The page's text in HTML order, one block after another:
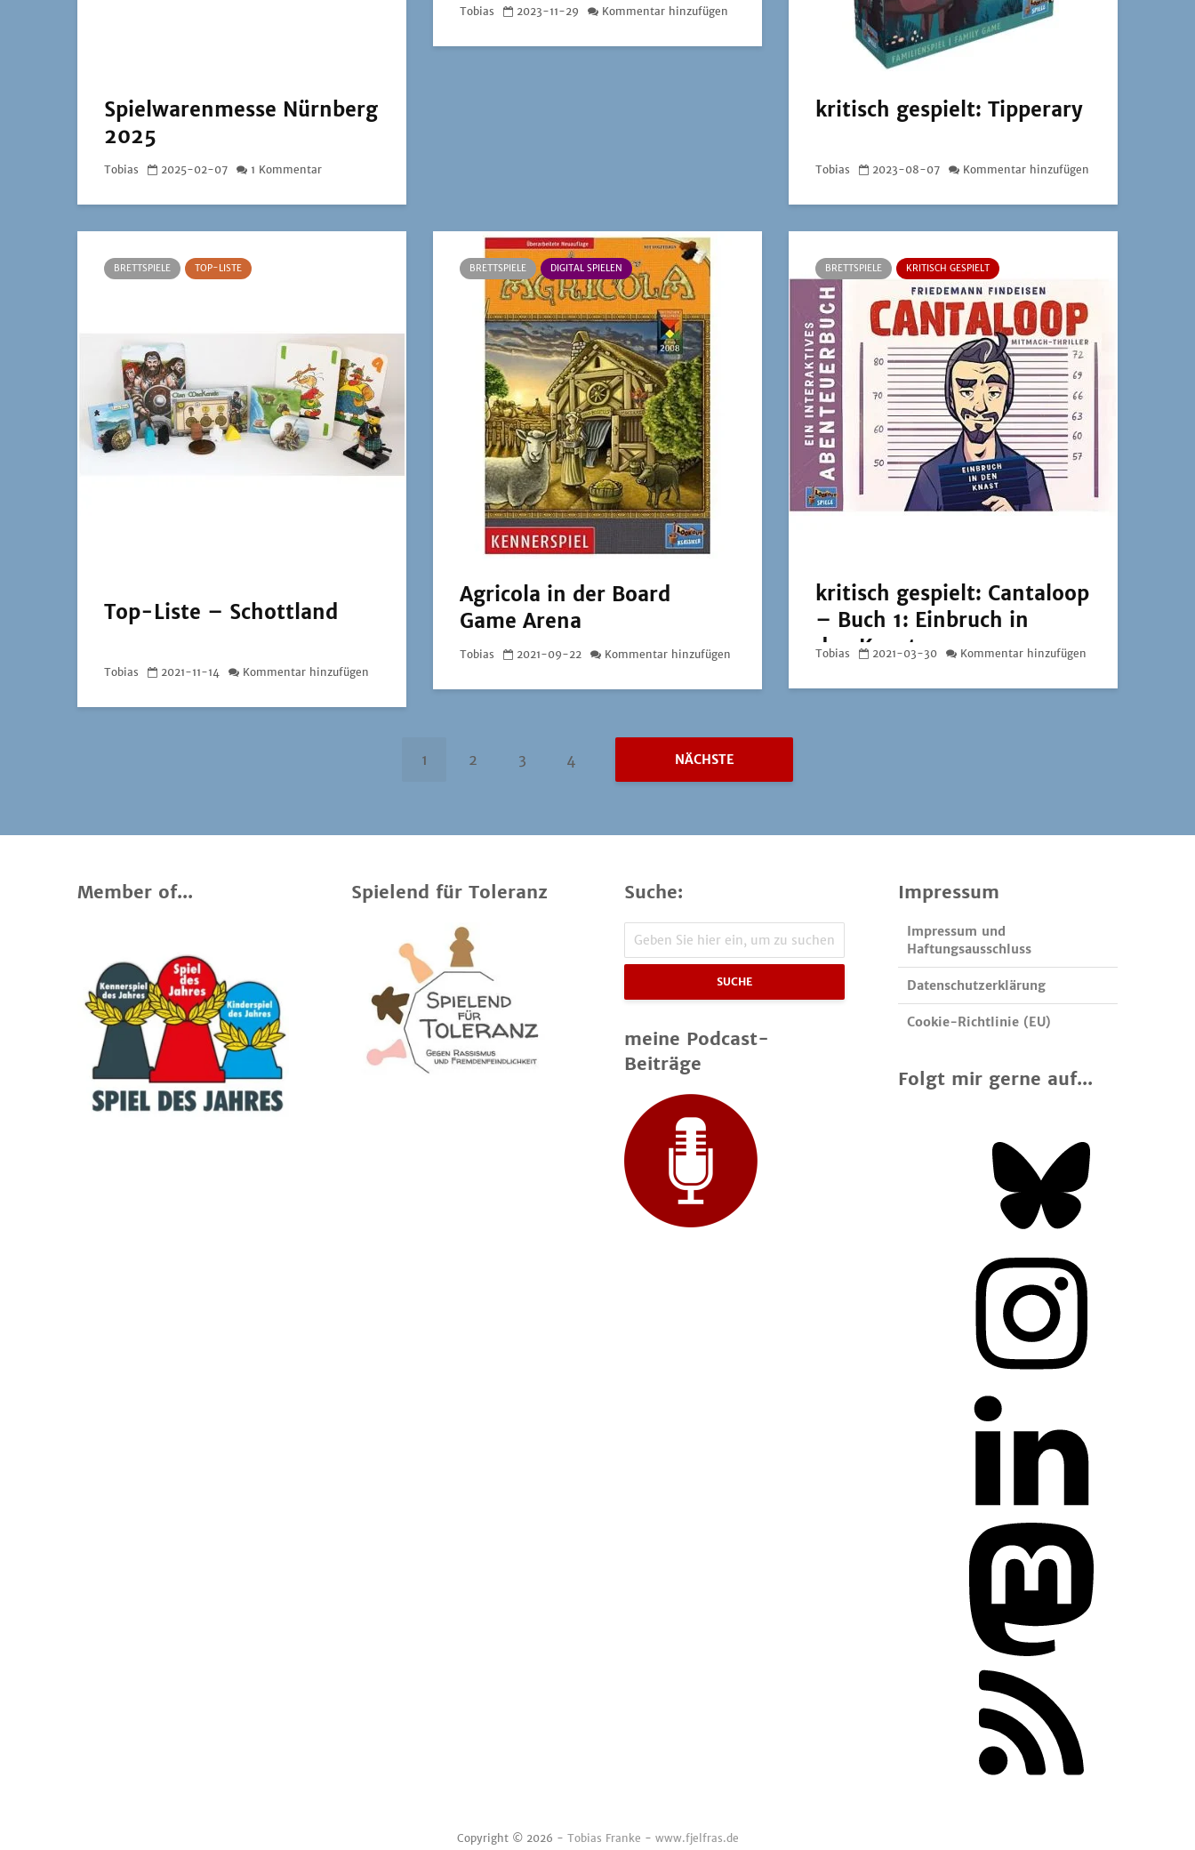
Spielwarenmesse Nürnberg
2025
Tobias 2025-02-07 1 Kommentar
Tobias 2023-11-29 Kommentar hinzufügen
kritisch gespielt: Tipperary
Tobias 2023-08-07 Kommentar hinzufügen
BRETTSPIELE TOP-LISTE
Top-Liste – Schottland
Tobias 2021-11-14 Kommentar hinzufügen
BRETTSPIELE DIGITAL SPIELEN
Agricola in der Board
Game Arena
Tobias 2021-09-22 Kommentar hinzufügen
BRETTSPIELE KRITISCH GESPIELT
kritisch gespielt: Cantaloop
– Buch 1: Einbruch in
den Knast
Tobias 2021-03-30 Kommentar hinzufügen
1 2 3 4 NÄCHSTE
Member of... Spielend für Toleranz Suche:
SUCHE
meine Podcast-
Beiträge
Impressum
Impressum und
Haftungsausschluss
Datenschutzerklärung
Cookie-Richtlinie (EU)
Folgt mir gerne auf...
Copyright © 2026 - Tobias Franke - www.fjelfras.de